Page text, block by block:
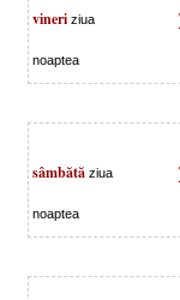
vineri ziua
noaptea
sâmbătă ziua
noaptea